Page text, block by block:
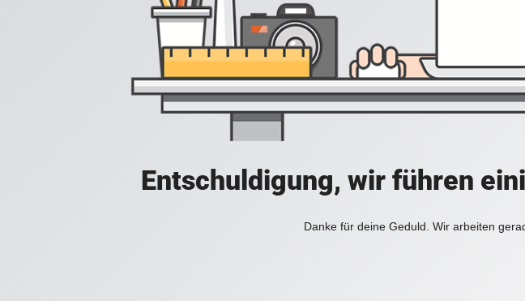
Entschuldigung, wir führen
Danke für deine Geduld. Wir arbeiten